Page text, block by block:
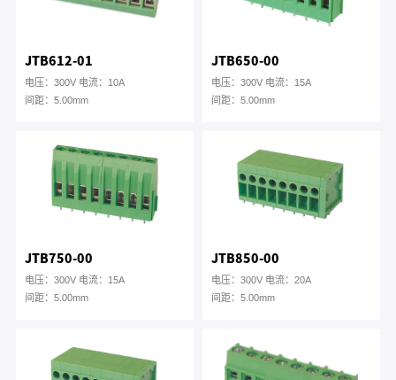
JTB612-01
电压：300V 电流：10A
间距：5.00mm
JTB650-00
电压：300V 电流：15A
间距：5.00mm
JTB750-00
电压：300V 电流：15A
间距：5.00mm
JTB850-00
电压：300V 电流：20A
间距：5.00mm